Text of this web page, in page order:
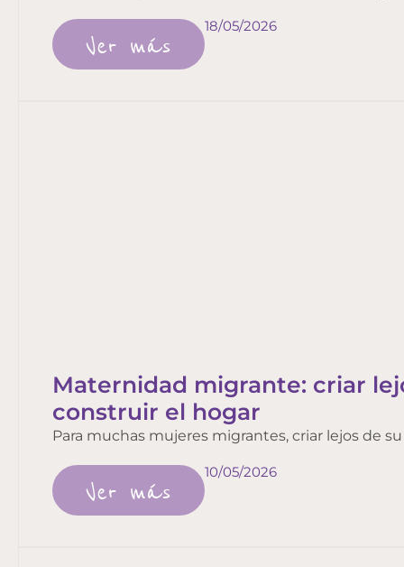
Ver más
18/05/2026
Maternidad migrante: criar
construir el hogar
Para muchas mujeres migrantes, criar lejos de
Ver más
10/05/2026